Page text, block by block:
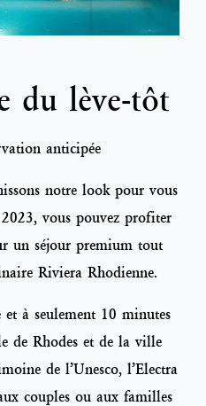
du lève-tôt
anticipée
notre look pour vous
vous pouvez profiter
un séjour premium tout
Riviera Rhodienne.
à seulement 10 minutes
de Rhodes et de la ville
de l’Unesco, l’Electra
couples ou aux familles